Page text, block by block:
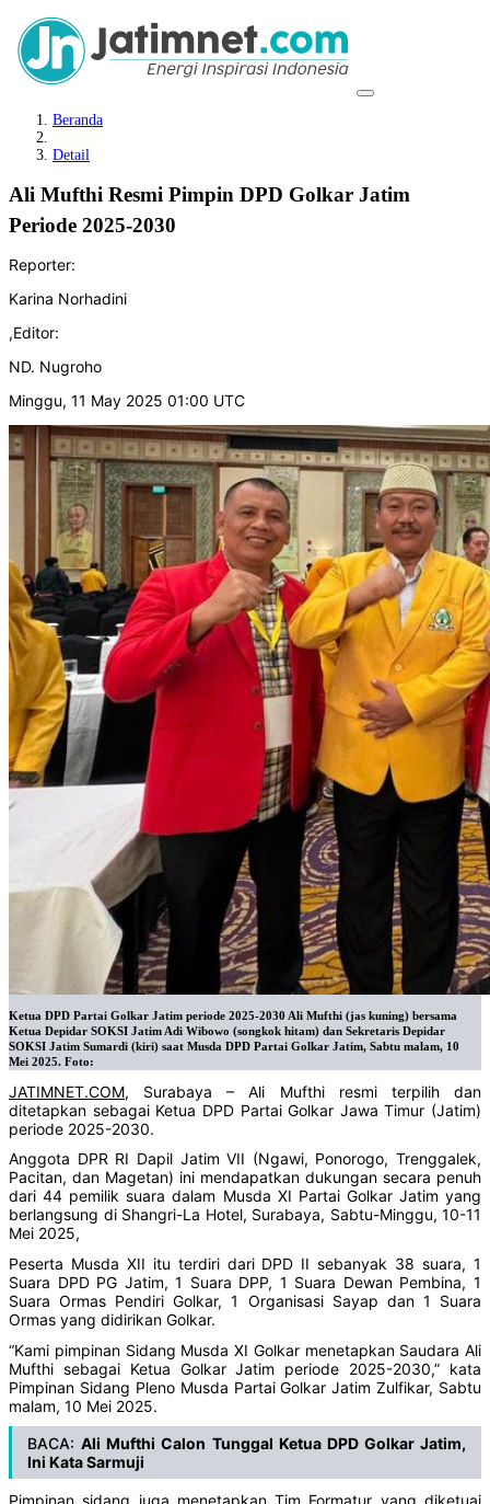
Beranda
Detail
Ali Mufthi Resmi Pimpin DPD Golkar Jatim
Periode 2025-2030
Reporter:
Karina Norhadini
,Editor:
ND. Nugroho
Minggu, 11 May 2025 01:00 UTC
Ketua DPD Partai Golkar Jatim periode 2025-2030 Ali Mufthi (jas kuning) bersama
Ketua Depidar SOKSI Jatim Adi Wibowo (songkok hitam) dan Sekretaris Depidar
SOKSI Jatim Sumardi (kiri) saat Musda DPD Partai Golkar Jatim, Sabtu malam, 10
Mei 2025. Foto:
JATIMNET.COM, Surabaya – Ali Mufthi resmi terpilih dan
ditetapkan sebagai Ketua DPD Partai Golkar Jawa Timur (Jatim)
periode 2025-2030.
Anggota DPR RI Dapil Jatim VII (Ngawi, Ponorogo, Trenggalek,
Pacitan, dan Magetan) ini mendapatkan dukungan secara penuh
dari 44 pemilik suara dalam Musda XI Partai Golkar Jatim yang
berlangsung di Shangri-La Hotel, Surabaya, Sabtu-Minggu, 10-11
Mei 2025,
Peserta Musda XII itu terdiri dari DPD II sebanyak 38 suara, 1
Suara DPD PG Jatim, 1 Suara DPP, 1 Suara Dewan Pembina, 1
Suara Ormas Pendiri Golkar, 1 Organisasi Sayap dan 1 Suara
Ormas yang didirikan Golkar.
“Kami pimpinan Sidang Musda XI Golkar menetapkan Saudara Ali
Mufthi sebagai Ketua Golkar Jatim periode 2025-2030,” kata
Pimpinan Sidang Pleno Musda Partai Golkar Jatim Zulfikar, Sabtu
malam, 10 Mei 2025.
BACA:Ali Mufthi Calon Tunggal Ketua DPD Golkar Jatim,
Ini Kata Sarmuji
Pimpinan sidang juga menetapkan Tim Formatur yang diketuai